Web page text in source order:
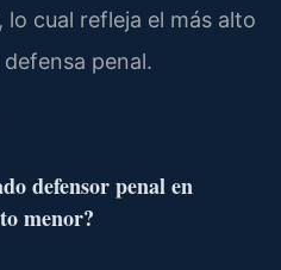
lo cual refleja el más alto
penal.
defensor penal en
menor?